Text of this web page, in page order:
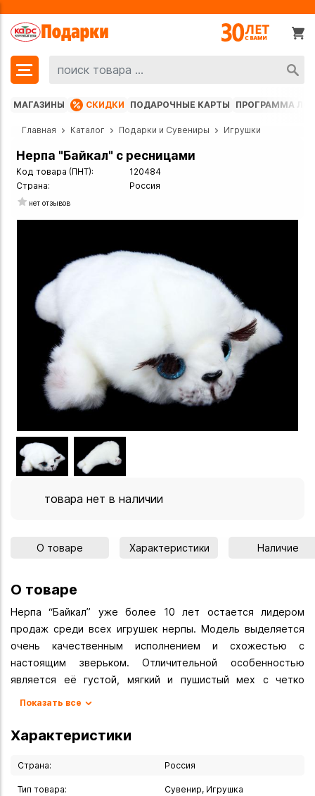
МАГАЗИНЫ СКИДКИ ПОДАРОЧНЫЕ КАРТЫ ПРОГРАММА
Главная Каталог Подарки и Сувениры Игрушки
Нерпа "Байкал" с ресницами
Код товара (ПНТ):
120484
Страна:
Россия
нет отзывов
товара нет в наличии
О товаре Характеристики Наличие
О товаре
Нерпа “Байкал” уже более 10 лет остается лидером
продаж среди всех игрушек нерпы. Модель выделяется
очень качественным исполнением и схожестью с
настоящим зверьком. Отличительной особенностью
является её густой, мягкий и пушистый мех с четко
белый премиальный мех, выразительные голубые глаза с
пышными ресницами.
Показать все
Характеристики
Страна: Россия
Тип товара: Сувенир, Игрушка